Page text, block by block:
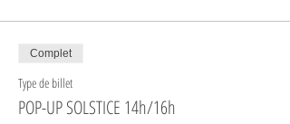
Complet
Type de billet
POP-UP SOLSTICE 14h/16h